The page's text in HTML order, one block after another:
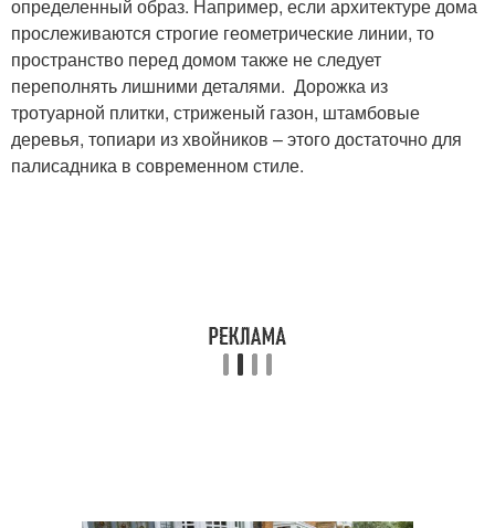
определенный образ. Например, если архитектуре дома
прослеживаются строгие геометрические линии, то
пространство перед домом также не следует
переполнять лишними деталями. Дорожка из
тротуарной плитки, стриженый газон, штамбовые
деревья, топиари из хвойников – этого достаточно для
палисадника в современном стиле.